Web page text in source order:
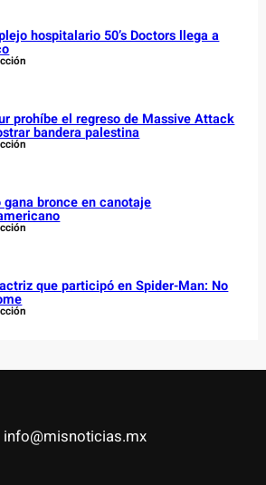
hospitalario 50’s Doctors llega a
prohíbe el regreso de Massive Attack
bandera palestina
gana bronce en canotaje
que participó en Spider-Man: No
info@misnoticias.mx